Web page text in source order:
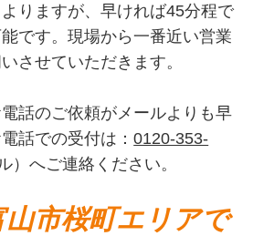
りますが、早ければ45分程で
です。現場から一番近い営業
させていただきます。
話のご依頼がメールよりも早
話での受付は：0120-353-
）へご連絡ください。
山市桜町エリアで